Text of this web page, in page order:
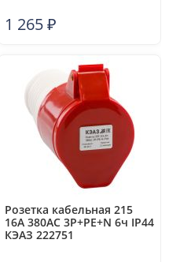
1 265₽
Розетка кабельная 215
16А 380AC 3P+PE+N 6ч IP44
КЭАЗ 222751